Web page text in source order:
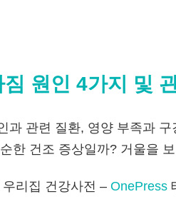
원인 4가지 및
과 관련 질환, 영양 부족과
한 건조 증상일까? 거울을
리집 건강사전 – OnePress